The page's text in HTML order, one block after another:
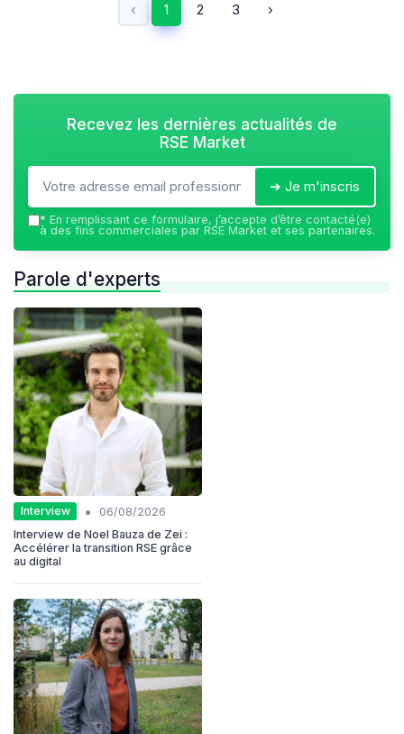
‹ 1 2 3 ›
Recevez les dernières actualités de
RSE Market
➔ Je m'inscris
* En remplissant ce formulaire, j’accepte d’être contacté(e)
à des fins commerciales par RSE Market et ses partenaires.
Parole d'experts
Interview •
06/08/2026
Interview de Noel Bauza de Zei :
Accélérer la transition RSE grâce
au digital